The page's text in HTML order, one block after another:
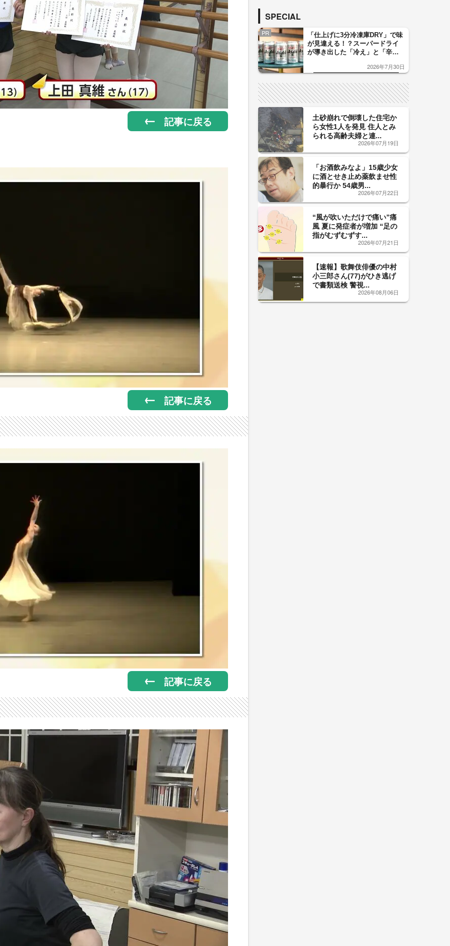
記事に戻る
記事に戻る
記事に戻る
SPECIAL
PR
「仕上げに3分冷凍庫DRY」で味
が見違える！？スーパードライ
が導き出した「冷え」と「辛
した「辛口カーブ」が飲み頃の
2026年7月30日
土砂崩れで倒壊した住宅か
ら女性1人を発見 住人とみ
られる高齢夫婦と連...
2026年07月19日
「お酒飲みなよ」15歳少女
に酒とせき止め薬飲ませ性
的暴行か 54歳男...
2026年07月22日
“風が吹いただけで痛い”痛
風 夏に発症者が増加 “足の
指がむずむずす...
2026年07月21日
【速報】歌舞伎俳優の中村
小三郎さん(77)がひき逃げ
で書類送検 警視...
2026年08月06日